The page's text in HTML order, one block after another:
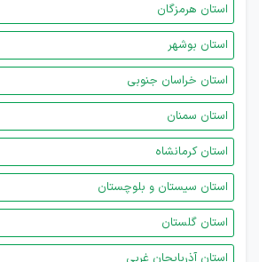
استان هرمزگان
استان بوشهر
استان خراسان جنوبی
استان سمنان
استان کرمانشاه
استان سیستان و بلوچستان
استان گلستان
استان آذربایجان غربی